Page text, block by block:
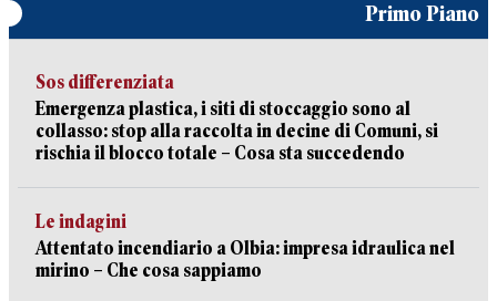
Primo Piano
Sos differenziata
Emergenza plastica, i siti di stoccaggio sono al
collasso: stop alla raccolta in decine di Comuni, si
rischia il blocco totale – Cosa sta succedendo
Le indagini
Attentato incendiario a Olbia: impresa idraulica nel
mirino – Che cosa sappiamo